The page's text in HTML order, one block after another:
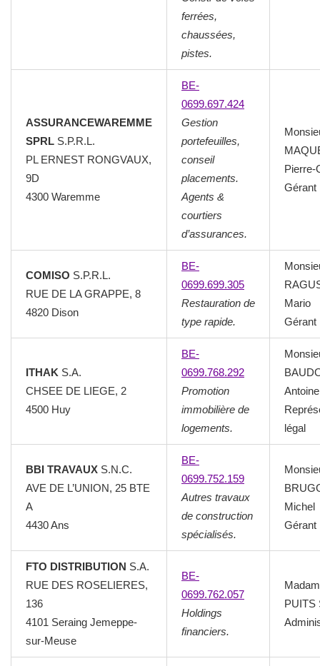
ferrées,
chaussées,
pistes.
ASSURANCEWAREMME
SPRL S.P.R.L.
PL ERNEST RONGVAUX,
9D
4300 Waremme
BE-
0699.697.424
Gestion
portefeuilles,
conseil
placements.
Agents &
courtiers
d’assurances.
Pierre-
Gérant
COMISO S.P.R.L.
RUE DE LA GRAPPE, 8
4820 Dison
BE-
0699.699.305
Restauration de
type rapide.
Mario
Gérant
ITHAK S.A.
CHSEE DE LIEGE, 2
4500 Huy
BE-
0699.768.292
Promotion
immobilière de
logements.
Antoine
légal
BBI TRAVAUX S.N.C.
AVE DE L’UNION, 25 BTE
A
4430 Ans
BE-
0699.752.159
Autres travaux
de construction
spécialisés.
Michel
Gérant
FTO DISTRIBUTION S.A.
RUE DES ROSELIERES,
136
4101 Seraing Jemeppe-
sur-Meuse
BE-
0699.762.057
Holdings
financiers.
PUITS